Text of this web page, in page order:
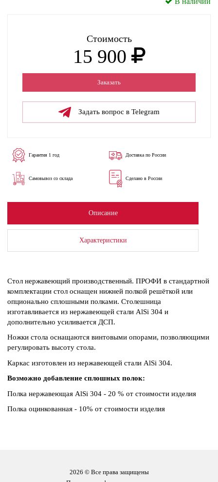
Стоимость
15 900
Заказать
Задать вопрос в Telegram
Гарантия 1 год Доставка по России
Самовывоз со склада Сделано в России
Описание
Характеристики
Стол нержавеющий производственный. ПРОФИ в стандартной
комплектации стол оснащен нижней полкой решёткой или
опционально сплошными полками. Столешница
изготавливается из нержавеющей стали AlSi 304 и
дополнительно усиливается ДСП.
Ножки стола оснащаются винтовыми опорами, позволяющими
регулировать высоту стола.
Каркас изготовлен из нержавеющей стали AlSi 304.
Возможно добавление сплошных полок:
Полка нержавеющая AlSi 304 - 20 % от стоимости изделия
Полка оцинкованная - 10% от стоимости изделия
2026 © Все права защищены